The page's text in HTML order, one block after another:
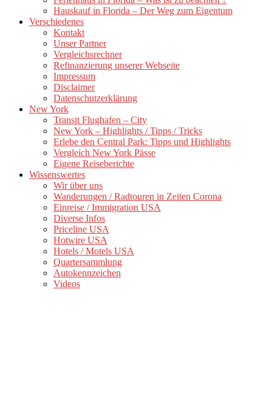
Hauskauf in Florida – Der Weg zum Eigentum
Verschiedenes
Kontakt
Unser Partner
Vergleichsrechner
Refinanzierung unserer Webseite
Impressum
Disclaimer
Datenschutzerklärung
New York
Transit Flughafen – City
New York – Highlights / Tipps / Tricks
Erlebe den Central Park: Tipps und Highlights
Vergleich New York Pässe
Eigene Reiseberichte
Wissenswertes
Wir über uns
Wanderungen / Radtouren in Zeiten Corona
Einreise / Immigration USA
Diverse Infos
Priceline USA
Hotwire USA
Hotels / Motels USA
Quartersammlung
Autokennzeichen
Videos